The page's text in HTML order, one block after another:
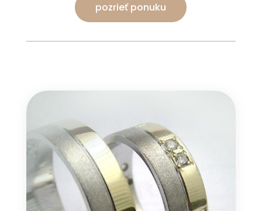
pozrieť ponuku